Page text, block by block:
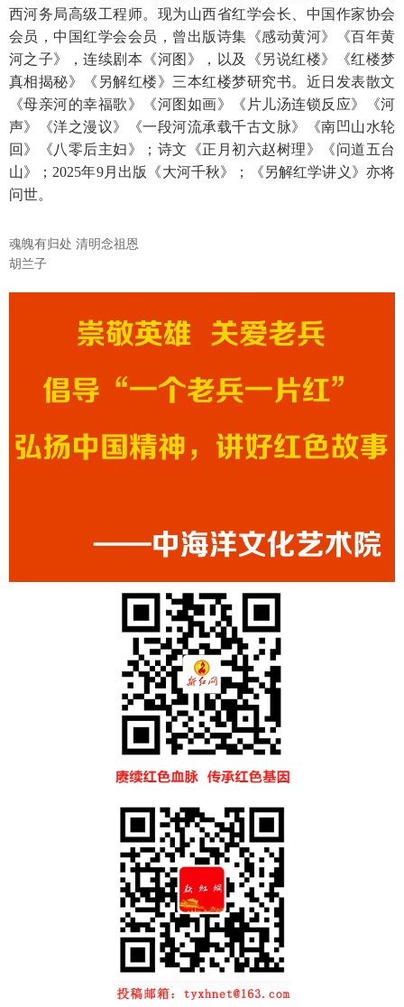
西河务局高级工程师。现为山西省红学会长、中国作家协会
会员，中国红学会会员，曾出版诗集《感动黄河》《百年黄
河之子》，连续剧本《河图》，以及《另说红楼》《红楼梦
真相揭秘》《另解红楼》三本红楼梦研究书。近日发表散文
《母亲河的幸福歌》《河图如画》《片儿汤连锁反应》《河
声》《洋之漫议》《一段河流承载千古文脉》《南凹山水轮
回》《八零后主妇》；诗文《正月初六赵树理》《问道五台
山》；2025年9月出版《大河千秋》；《另解红学讲义》亦将
问世。
魂魄有归处 清明念祖恩
胡兰子